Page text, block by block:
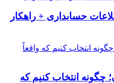
حسابداری + راهکار
چگونه انتخاب کنیم که